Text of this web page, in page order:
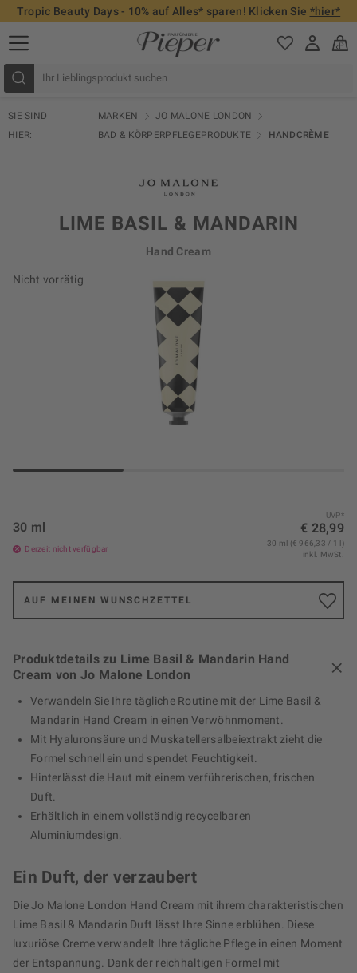
Tropic Beauty Days - 10% auf Alles* sparen! Klicken Sie *hier*
SIE SIND
HIER:
MARKEN
JO MALONE LONDON
BAD & KÖRPERPFLEGEPRODUKTE
HANDCRÈME
Nicht vorrätig
LIME BASIL & MANDARIN
Hand Cream
UVP*
€ 28,99
30 ml
Derzeit nicht verfügbar
30 ml (€ 966,33 / 1 l)
inkl. MwSt.
AUF MEINEN WUNSCHZETTEL
Produktdetails zu Lime Basil & Mandarin Hand
Cream von Jo Malone London
Verwandeln Sie Ihre tägliche Routine mit der Lime Basil &
Mandarin Hand Cream in einen Verwöhnmoment.
Mit Hyaluronsäure und Muskatellersalbeiextrakt zieht die
Formel schnell ein und spendet Feuchtigkeit.
Hinterlässt die Haut mit einem verführerischen, frischen
Duft.
Erhältlich in einem vollständig recycelbaren
Aluminiumdesign.
Ein Duft, der verzaubert
Die Jo Malone London Hand Cream mit ihrem charakteristischen
Lime Basil & Mandarin Duft lässt Ihre Sinne erblühen. Diese
luxuriöse Creme verwandelt Ihre tägliche Pflege in einen Moment
der Entspannung. Dank der reichhaltigen Formel mit